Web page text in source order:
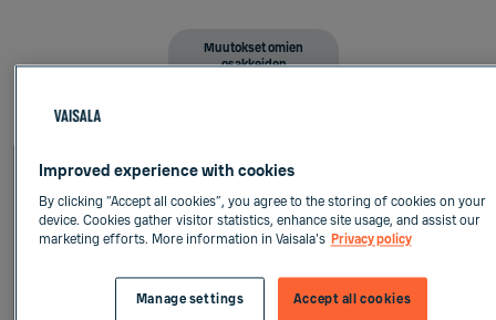
Muutokset omien
osakkeiden
VAISALA OYJ
Vaisala Oyj: Omien osakkeiden hankinta 3.9.2025
Improved experience with cookies
By clicking “Accept all cookies”, you agree to the storing of cookies on your
device. Cookies gather visitor statistics, enhance site usage, and assist our
marketing efforts. More information in Vaisala's Privacy policy
Accept all cookies
Manage settings